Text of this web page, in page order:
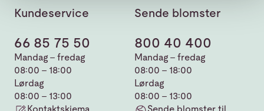
Kundeservice
66 85 75 50
Mandag - fredag
08:00 - 18:00
Lørdag
08:00 - 13:00
Sende blomster
800 40 400
Mandag - fredag
08:00 - 18:00
Lørdag
08:00 - 13:00